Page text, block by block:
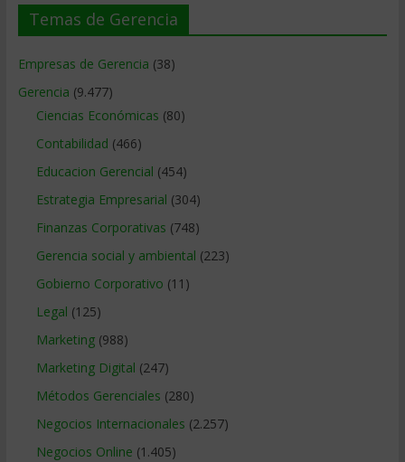
Temas de Gerencia
Empresas de Gerencia (38)
Gerencia (9.477)
Ciencias Económicas (80)
Contabilidad (466)
Educacion Gerencial (454)
Estrategia Empresarial (304)
Finanzas Corporativas (748)
Gerencia social y ambiental (223)
Gobierno Corporativo (11)
Legal (125)
Marketing(988)
Marketing Digital (247)
Métodos Gerenciales (280)
Negocios Internacionales (2.257)
Negocios Online (1.405)